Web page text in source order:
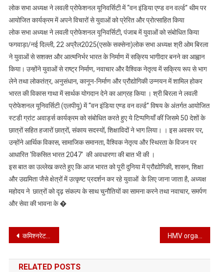
सशक्त,
आत्मनिर्भर
भारत
निर्माण
में
सक्रिय
भागीदार
बनना
चाहिए:
लोक
सभा
अध्यक्ष
लोक सभा अध्यक्ष ने लवली प्रोफेशनल यूनिवर्सिटी में “वन इंडिया एण्ड वन वर्ल्ड” थीम पर
आयोजित कार्यक्रम में अपने विचारों से युवाओं को प्रेरित और प्रोत्साहित किया
लोक सभा अध्यक्ष ने लवली प्रोफेशनल यूनिवर्सिटी, पंजाब में युवाओं को संबोधित किया
फगवाड़ा/नई दिल्ली, 22 अप्रैल2025(एसके सक्सेना)लोक सभा अध्यक्ष श्री ओम बिरला
ने युवाओं से सशक्त और आत्मनिर्भर भारत के निर्माण में सक्रिय भागीदार बनने का आह्वान
किया। उन्होंने युवाओं से राष्ट्र निर्माण, नवाचार और वैश्विक नेतृत्व में सक्रिय रूप से भाग
लेने तथा लोकतंत्र, अनुसंधान, कानून-निर्माण और प्रौद्योगिकी उन्नयन में शामिल होकर
भारत की विकास गाथा में सार्थक योगदान देने का आग्रह किया । श्री बिरला ने लवली
प्रोफेशनल यूनिवर्सिटी (एलपीयू) में “वन इंडिया एण्ड वन वर्ल्ड” विषय के अंतर्गत आयोजित
स्टडी ग्रांट अवार्ड्स कार्यक्रम को संबोधित करते हुए ये टिप्पणियाँ कीं जिसमे 50 देशों के
छात्रों सहित हजारों छात्रों, संकाय सदस्यों, शिक्षाविदों ने भाग लिया। । इस अवसर पर,
उन्होंने आर्थिक विकास, सामाजिक समानता, वैश्विक नेतृत्व और स्थिरता के विजन पर
आधारित ‘विकसित भारत 2047’ की अवधारणा की बात भी की ।
इस बात का उल्लेख करते हुए कि आज भारत को पूरी दुनिया में प्रौद्योगिकी, शासन, शिक्षा
और उद्यमिता जैसे क्षेत्रों में उत्कृष्ट प्रदर्शन कर रहे युवाओं के लिए जाना जाता है, अध्यक्ष
महोदय ने छात्रों को दृढ़ संकल्प के साथ चुनौतियों का सामना करने तथा नवाचार, समर्पण
और सेवा की भावना के �
Post
navigation
कमिश्नरेट पुलिस जालंधर ने ‘युद्ध नशे के विरुद्ध ‘ अभियान के तहत सिविल अस्पताल में विशेष तलाशी अभियान चलाया*
RELATED POSTS